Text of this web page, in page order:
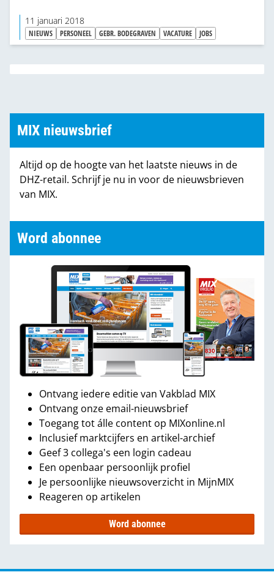
11 januari 2018
NIEUWS PERSONEEL GEBR. BODEGRAVEN VACATURE JOBS
MIX nieuwsbrief
Altijd op de hoogte van het laatste nieuws in de
DHZ-retail. Schrijf je nu in voor de nieuwsbrieven
van MIX.
Word abonnee
Ontvang iedere editie van Vakblad MIX
Ontvang onze email-nieuwsbrief
Toegang tot álle content op MIXonline.nl
Inclusief marktcijfers en artikel-archief
Geef 3 collega's een login cadeau
Een openbaar persoonlijk profiel
Je persoonlijke nieuwsoverzicht in MijnMIX
Reageren op artikelen
Word abonnee